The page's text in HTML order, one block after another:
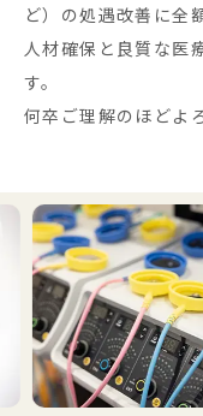
ど）の処遇改善に全
人材確保と良質な医
す。
何卒ご理解のほどよ
Previous